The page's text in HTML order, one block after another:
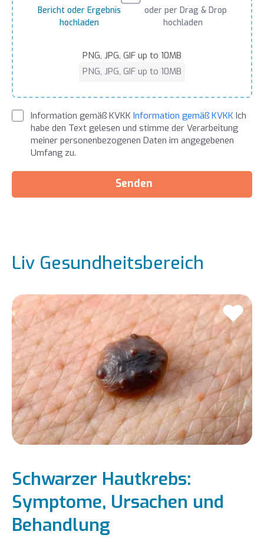
Bericht oder Ergebnis
hochladen
oder per Drag & Drop
hochladen
PNG, JPG, GIF up to 10MB
PNG, JPG, GIF up to 10MB
Information gemäß KVKK Information gemäß KVKK Ich
habe den Text gelesen und stimme der Verarbeitung
meiner personenbezogenen Daten im angegebenen
Umfang zu.
Senden
Liv Gesundheitsbereich
Schwarzer Hautkrebs:
Symptome, Ursachen und
Behandlung